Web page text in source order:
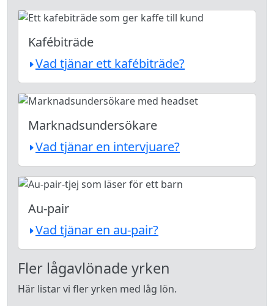
Kafébiträde
Vad tjänar ett kafébiträde?
Marknadsundersökare
Vad tjänar en intervjuare?
Au-pair
Vad tjänar en au-pair?
Fler lågavlönade yrken
Här listar vi fler yrken med låg lön.